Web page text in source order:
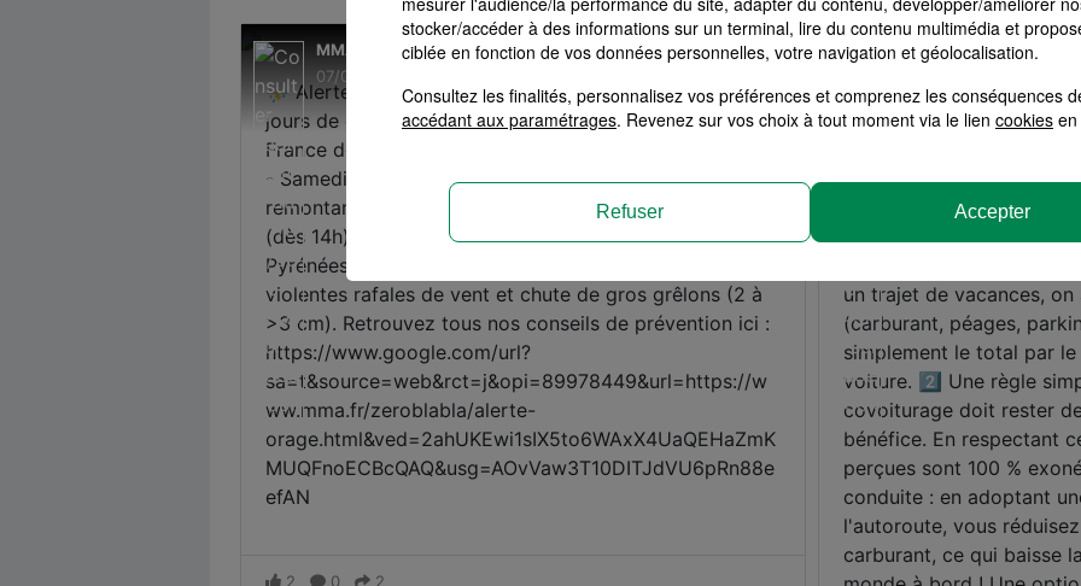
stocker/accéder à des informations sur un terminal, lire du contenu multimédia et
ciblée en fonction de vos données personnelles, votre navigation et géolocalisation.
Consultez les finalités, personnalisez vos préférences et comprenez les conséquences
accédant aux paramétrages. Revenez sur vos choix à tout moment via le lien cookies
Refuser Accepter